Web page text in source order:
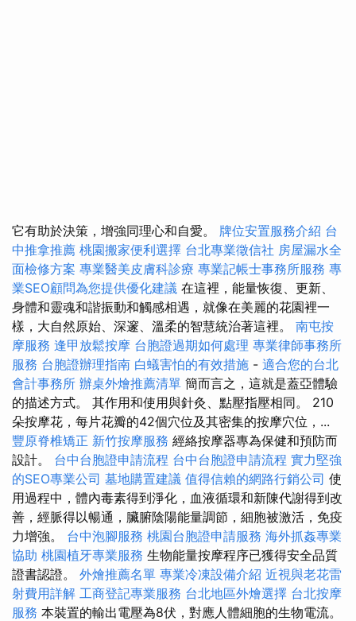
它有助於決策，增強同理心和自愛。 牌位安置服務介紹 台
中推拿推薦 桃園搬家便利選擇 台北專業徵信社 房屋漏水全
面檢修方案 專業醫美皮膚科診療 專業記帳士事務所服務 專
業SEO顧問為您提供優化建議 在這裡，能量恢復、更新、
身體和靈魂和諧振動和觸感相遇，就像在美麗的花園裡一
樣，大自然原始、深邃、溫柔的智慧統治著這裡。 南屯按
摩服務 逢甲放鬆按摩 台胞證過期如何處理 專業律師事務所
服務 台胞證辦理指南 白蟻害怕的有效措施 - 適合您的台北
會計事務所 辦桌外燴推薦清單 簡而言之，這就是蓋亞體驗
的描述方式。 其作用和使用與針灸、點壓指壓相同。 210
朵按摩花，每片花瓣的42個穴位及其密集的按摩穴位，...
豐原脊椎矯正 新竹按摩服務 經絡按摩器專為保健和預防而
設計。 台中台胞證申請流程 台中台胞證申請流程 實力堅強
的SEO專業公司 墓地購置建議 值得信賴的網路行銷公司 使
用過程中，體內毒素得到淨化，血液循環和新陳代謝得到改
善，經脈得以暢通，臟腑陰陽能量調節，細胞被激活，免疫
力增強。 台中泡腳服務 桃園台胞證申請服務 海外抓姦專業
協助 桃園植牙專業服務 生物能量按摩程序已獲得安全品質
證書認證。 外燴推薦名單 專業冷凍設備介紹 近視與老花雷
射費用詳解 工商登記專業服務 台北地區外燴選擇 台北按摩
服務 本裝置的輸出電壓為8伏，對應人體細胞的生物電流。